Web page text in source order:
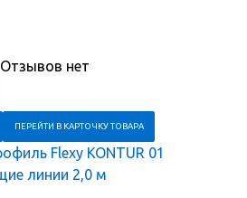
Отзывов нет
ПЕРЕЙТИ В КАРТОЧКУ ТОВАРА